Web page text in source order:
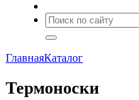
ГлавнаяКаталог
Термоноски